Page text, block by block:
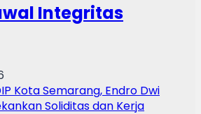
Integritas